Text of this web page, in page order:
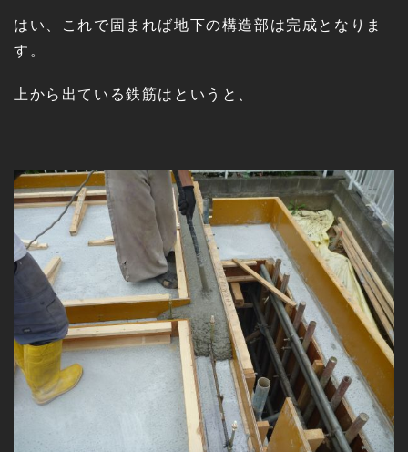
はい、これで固まれば地下の構造部は完成となりま
す。
上から出ている鉄筋はというと、